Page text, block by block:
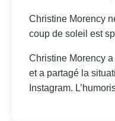
Christine Morency
coup de soleil est
Christine Morency
et a partagé la
Instagram.